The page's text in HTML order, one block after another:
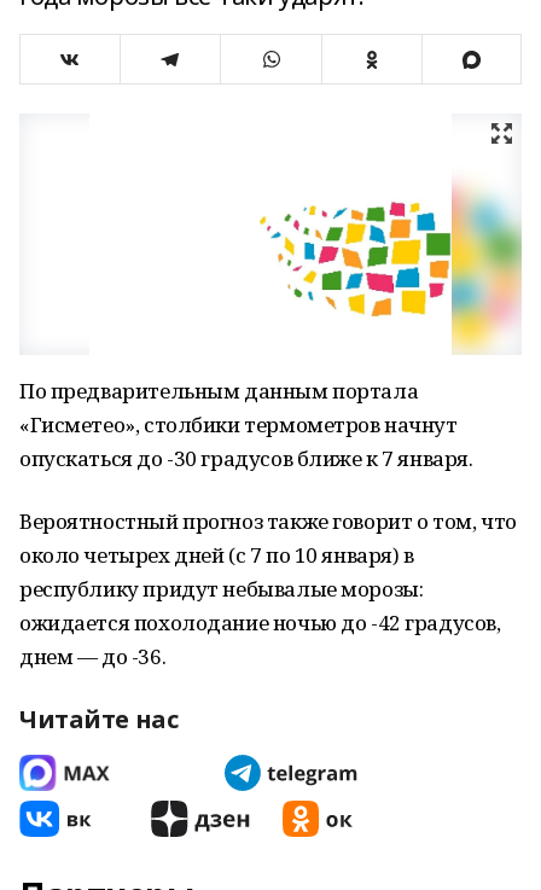
По предварительным данным портала
«Гисметео», столбики термометров начнут
опускаться до -30 градусов ближе к 7 января.
Вероятностный прогноз также говорит о том, что
около четырех дней (с 7 по 10 января) в
республику придут небывалые морозы:
ожидается похолодание ночью до -42 градусов,
днем — до -36.
Читайте нас